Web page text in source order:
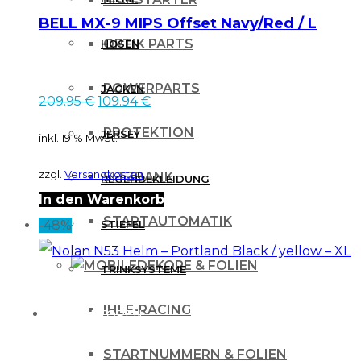
OPTIK PARTS
POWERPARTS
PROTEKTION
SITZBANK
STARTAUTOMATIK
DEKORE & FOLIEN
IHLE-RACING
STARTNUMMERN & FOLIEN
HOSEN
JACKEN
JERSEY
REGENBEKLEIDUNG
STIEFEL
TRINKSYSTEME
PROTEKTOREN
BELL MX-9 MIPS Offset Navy/Red / L
209.95€ Ursprünglicher
Preis
209.95 €
109.94€Aktueller
Preis
109.94 €.
inkl. 19 % MwSt.
zzgl. Versandkosten
In den Warenkorb
-48%